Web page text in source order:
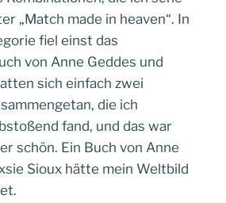
„Match made in heaven“. In
fiel einst das
von Anne Geddes und
sich einfach zwei
die ich
fand, und das war
schön. Ein Buch von Anne
Sioux hätte mein Weltbild